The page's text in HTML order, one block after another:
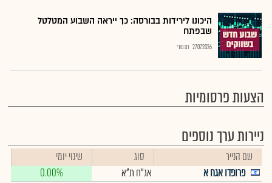
היכונו לירידות בבורסה: כך ייראה השבוע המטלטל
שבפתח
27.07.2026 רם מורי
הצעות פרסומיות
ניירות ערך נוספים
שם הנייר סוג
שינוי יומי
פרופדו אגח א
אג"ח ת"א 0.00%